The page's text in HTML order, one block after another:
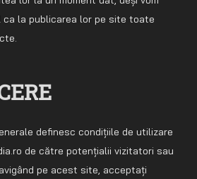
la publicarea lor pe site toate
definesc condițiile de utilizare
de către potențialii vizitatori sau
pe acest site, acceptați